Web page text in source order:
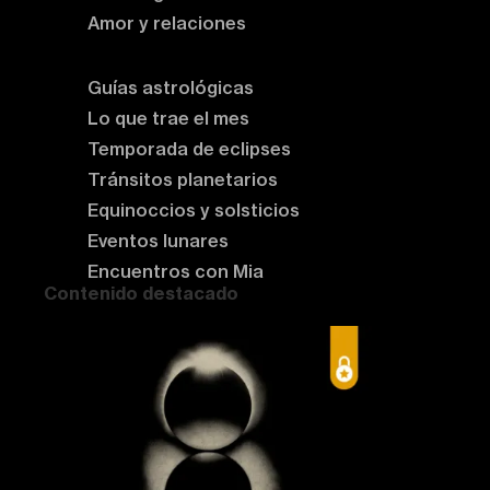
Amor y relaciones
Guías astrológicas
Lo que trae el mes
Temporada de eclipses
Tránsitos planetarios
Equinoccios y solsticios
Eventos lunares
Encuentros con Mia
Contenido destacado